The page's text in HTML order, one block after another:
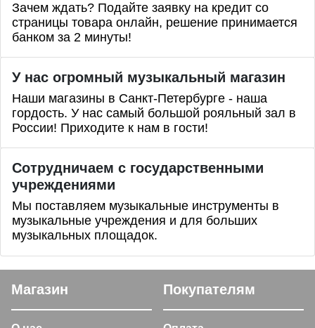
Зачем ждать? Подайте заявку на кредит со
страницы товара онлайн, решение принимается
банком за 2 минуты!
У нас огромный музыкальный магазин
Наши магазины в Санкт-Петербурге - наша
гордость. У нас самый большой рояльный зал в
России! Приходите к нам в гости!
Сотрудничаем с государственными
учреждениями
Мы поставляем музыкальные инструменты в
музыкальные учреждения и для больших
музыкальных площадок.
Магазин Покупателям